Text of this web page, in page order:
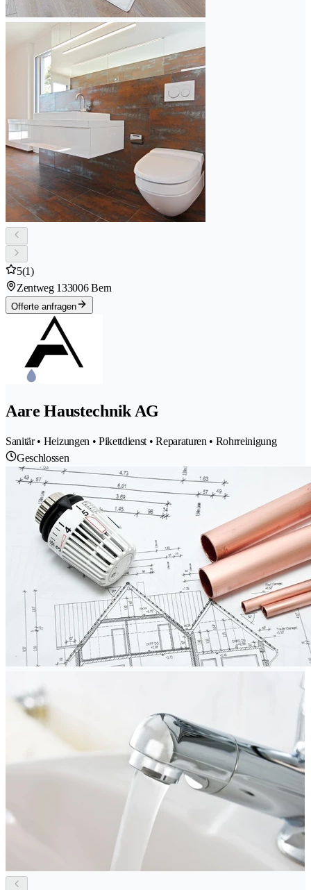
5(1)
Zentweg 133006 Bern
Offerte anfragen
Aare Haustechnik AG
Sanitär • Heizungen • Pikettdienst • Reparaturen • Rohrreinigung
Geschlossen